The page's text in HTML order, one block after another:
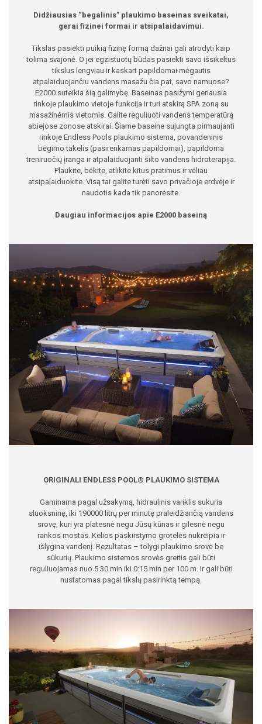
Didžiausias “begalinis” plaukimo baseinas sveikatai,
gerai fizinei formai ir atsipalaidavimui.
Tikslas pasiekti puikią fizinę formą dažnai gali atrodyti kaip
tolima svajonė. O jei egzistuotų būdas pasiekti savo išsikeltus
tikslus lengviau ir kaskart papildomai mėgautis
atpalaiduojančiu vandens masažu čia pat, savo namuose?
E2000 suteikia šią galimybę. Baseinas pasižymi geriausia
rinkoje plaukimo vietoje funkcija ir turi atskirą SPA zoną su
masažinėmis vietomis. Galite reguliuoti vandens temperatūrą
abiejose zonose atskirai. Šiame baseine sujungta pirmaujanti
rinkoje Endless Pools plaukimo sistema, povandeninis
bėgimo takelis (pasirenkamas papildomai), papildoma
treniruočių įranga ir atpalaiduojanti šilto vandens hidroterapija.
Plaukite, bėkite, atlikite kitus pratimus ir vėliau
atsipalaiduokite. Visą tai galite turėti savo privačioje erdvėje ir
naudotis kada tik panorėsite.
Daugiau informacijos apie E2000 baseiną
ORIGINALI ENDLESS POOL® PLAUKIMO SISTEMA
Gaminama pagal užsakymą, hidraulinis variklis sukuria
sluoksninę, iki 190000 litrų per minutę praleidžiančią vandens
srovę, kuri yra platesnė negu Jūsų kūnas ir gilesnė negu
rankos mostas. Kelios paskirstymo grotelės nukreipia ir
išlygina vandenį. Rezultatas – tolygi plaukimo srovė be
sūkurių. Plaukimo sistemos srovės greitis gali būti
reguliuojamas nuo 5:30 min iki 0:15 min per 100 m. ir gali būti
nustatomas pagal tikslų pasirinktą tempą.